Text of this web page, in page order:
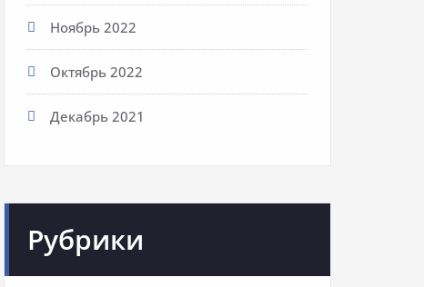
Ноябрь 2022
Октябрь 2022
Декабрь 2021
Рубрики